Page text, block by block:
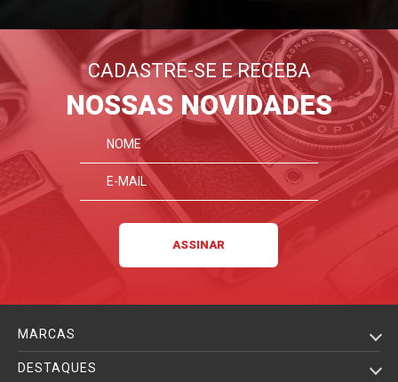
CADASTRE-SE E RECEBA
NOSSAS NOVIDADES
MARCAS
DESTAQUES